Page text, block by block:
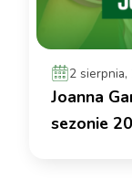
2 sierpnia,
Joanna
sezonie